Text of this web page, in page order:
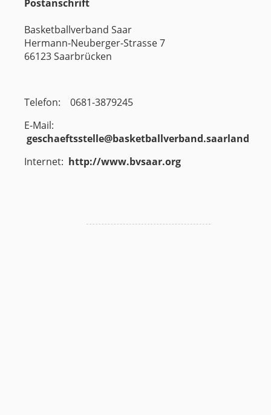
Postanschrift
Basketballverband Saar
Hermann-Neuberger-Strasse 7
66123 Saarbrücken
Telefon:
0681-3879245
E-Mail:
geschaeftsstelle@basketballverband.saarland
Internet: http://www.bvsaar.org